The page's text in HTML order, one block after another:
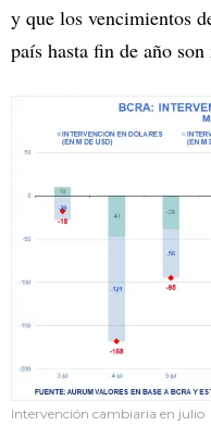
y que los vencimientos
país hasta fin de año
Intervención cambiaria en julio